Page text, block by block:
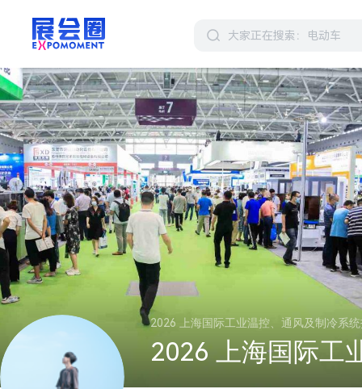
2026 上海国际工业温控、通风及制冷系
2026 上海国际工